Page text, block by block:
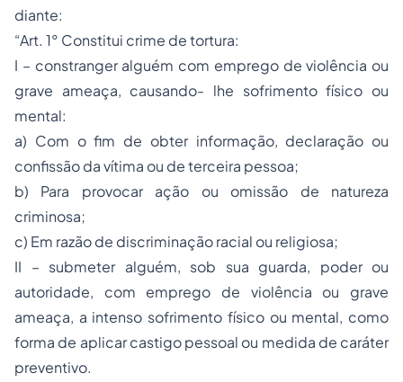
diante:
“Art. 1° Constitui crime de tortura:
I – constranger alguém com emprego de violência ou
grave ameaça, causando- lhe sofrimento físico ou
mental:
a) Com o fim de obter informação, declaração ou
confissão da vítima ou de terceira pessoa;
b) Para provocar ação ou omissão de natureza
criminosa;
c) Em razão de discriminação racial ou religiosa;
II – submeter alguém, sob sua guarda, poder ou
autoridade, com emprego de violência ou grave
ameaça, a intenso sofrimento físico ou mental, como
forma de aplicar castigo pessoal ou medida de caráter
preventivo.